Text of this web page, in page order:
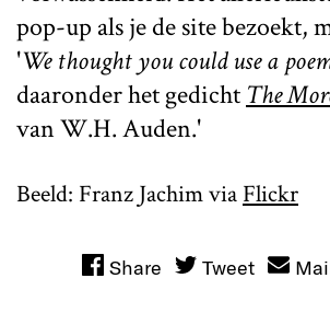
pop-up als je de site bezoekt,
'We thought you could use a
daaronder het gedicht The
van W.H. Auden.'
Beeld: Franz Jachim via Flickr
Share Tweet